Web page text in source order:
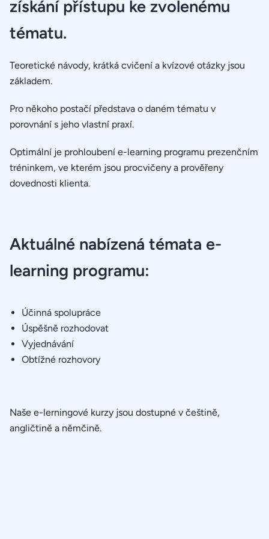
získání přístupu ke zvolenému
tématu.
Teoretické návody, krátká cvičení a kvízové otázky jsou
základem.
Pro někoho postačí představa o daném tématu v
porovnání s jeho vlastní praxí.
Optimální je prohloubení e-learning programu prezenčním
tréninkem, ve kterém jsou procvičeny a prověřeny
dovednosti klienta.
Aktuálné nabízená témata e-
learning programu:
Účinná spolupráce
Úspěšně rozhodovat
Vyjednávání
Obtížné rozhovory
Naše e-lerningové kurzy jsou dostupné v češtině,
angličtině a němčině.